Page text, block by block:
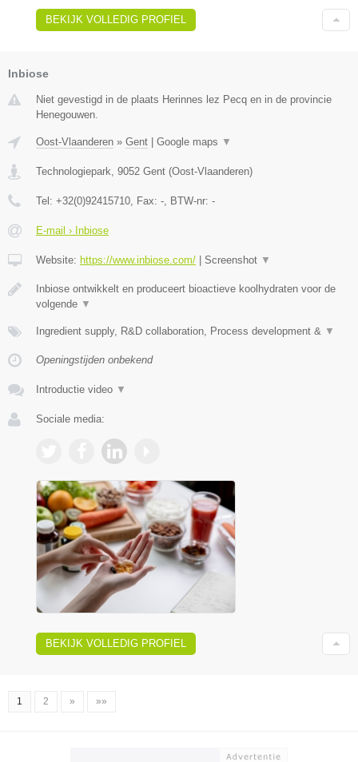
BEKIJK VOLLEDIG PROFIEL
Inbiose
Niet gevestigd in de plaats Herinnes lez Pecq en in de provincie
Henegouwen.
Oost-Vlaanderen » Gent Google maps ▼
Technologiepark 9052 Gent (Oost-Vlaanderen)
Tel: +32(0)92415710 , Fax: - , BTW-nr: -
E-mail › Inbiose
Website: https://www.inbiose.com/ Screenshot ▼
Inbiose ontwikkelt en produceert bioactieve koolhydraten voor de
volgende ▼
Ingredient supply, R&D collaboration, Process development & ▼
Openingstijden onbekend
Introductie video ▼
Sociale media:
BEKIJK VOLLEDIG PROFIEL
1 2 » »»